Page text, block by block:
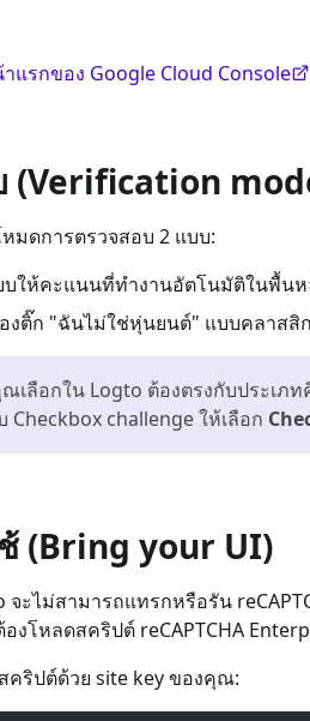
แรกของ Google Cloud Console
(Verification
หมดการตรวจสอบ 2 แบบ:
บให้คะแนนที่ทำงานอัตโนมัติในพื้น
องติ๊ก "ฉันไม่ใช่หุ่นยนต์" แบบคลาสสิ
เลือกใน Logto ต้องตรงกับประเภ
challenge ให้เลือก
(Bring your UI)
จะไม่สามารถแทรกหรือรัน
โหลดสคริปต์ reCAPTCHA
คริปต์ด้วย site key ของคุณ: